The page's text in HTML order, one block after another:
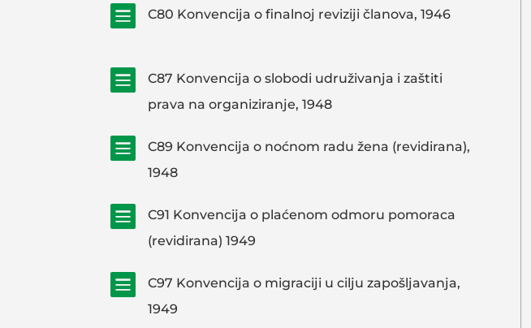
 C80 Konvencija o finalnoj reviziji članova, 1946

C87 Konvencija o slobodi udruživanja i zaštiti
prava na organiziranje, 1948

C89 Konvencija o noćnom radu žena (revidirana),
1948

C91 Konvencija o plaćenom odmoru pomoraca
(revidirana) 1949

C97 Konvencija o migraciji u cilju zapošljavanja,
1949